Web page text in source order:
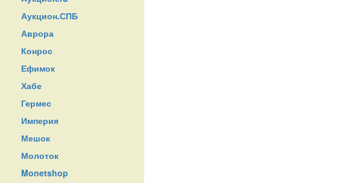
Аукцион.СПБ
Аврора
Конрос
Ефимок
Хабе
Гермес
Империя
Мешок
Молоток
Monetshop